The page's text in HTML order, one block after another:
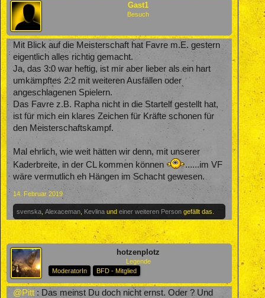
Gast1
Besuch
Mit Blick auf die Meisterschaft hat Favre m.E. gestern
eigentlich alles richtig gemacht.
Ja, das 3:0 war heftig, ist mir aber lieber als ein hart
umkämpftes 2:2 mit weiteren Ausfällen oder
angeschlagenen Spielern.
Das Favre z.B. Rapha nicht in die Startelf gestellt hat,
ist für mich ein klares Zeichen für Kräfte schonen für
den Meisterschaftskampf.
Mal ehrlich, wie weit hätten wir denn, mit unserer
Kaderbreite, in der CL kommen können
......im VF
wäre vermutlich eh Hängen im Schacht gewesen.
14. Februar 2019
svenska Alexaceman Kevlina und einer weiteren Person gefällt das.
hotzenplotz
Legende
ModeratorIn
BFD - Mitglied
@Pitt : Das meinst Du doch nicht ernst. Oder ? Und